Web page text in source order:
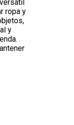
ropa y
y